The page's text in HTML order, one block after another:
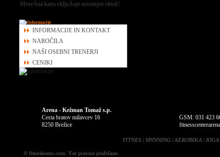
MeseÄna karta vkljuÄuje neomejen obisk!
INFORMACIJE IN KONTAKT
NAROČILA
NAŠI OSEBNI TRENERJI
CENIKI
Arena - Kežman Tomaž s.p.
Cesta bratov milavcev 16
8250 Brežice
GSM: 031 423
FITNES| SPINNING| AEROBIKA| JOGA
© fitneskemo.com. Vse pravice pridržane.